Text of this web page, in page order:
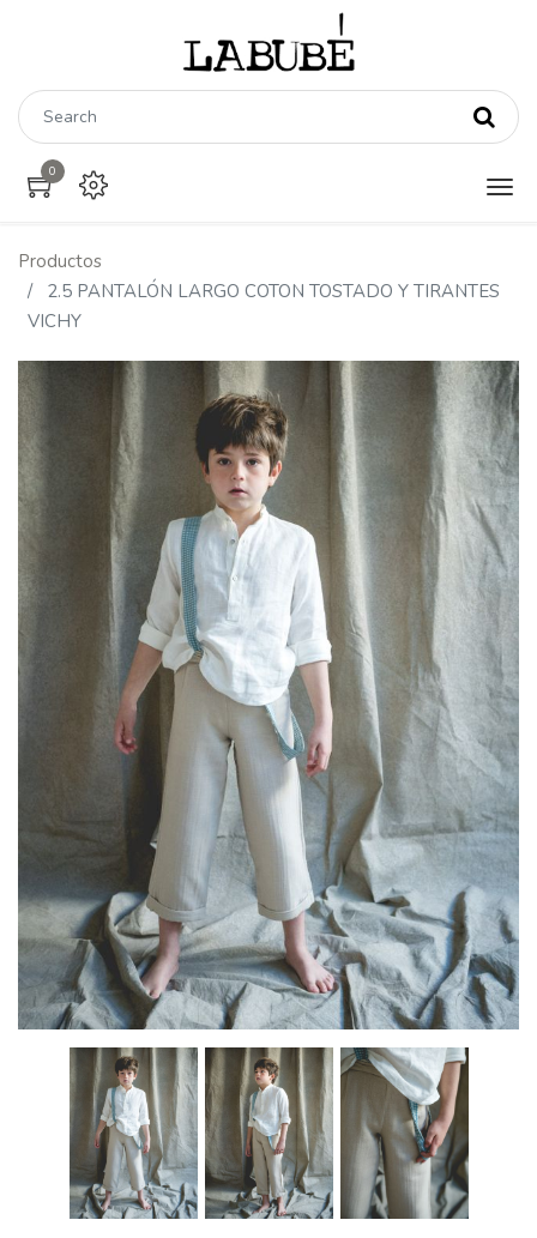
0
Productos
2.5 PANTALÓN LARGO COTON TOSTADO Y TIRANTES
VICHY